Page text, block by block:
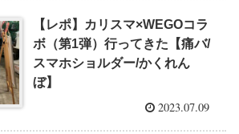
【レポ】カリスマ×WEGOコラ
ボ（第1弾）行ってきた【痛バ/
スマホショルダー/かくれん
ぼ】
2023.07.09